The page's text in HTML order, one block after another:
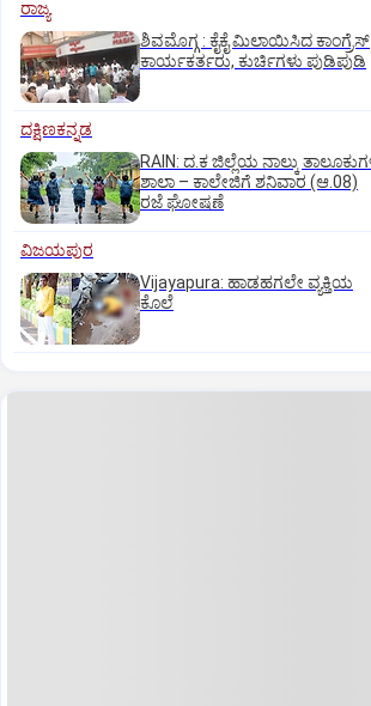
ರಾಜ್ಯ
ಶಿವಮೊಗ್ಗ : ಕೈಕೈ ಮಿಲಾಯಿಸಿದ ಕಾಂಗ್ರೆಸ್
ಕಾರ್ಯಕರ್ತರು, ಕುರ್ಚಿಗಳು ಪುಡಿಪುಡಿ
ದಕ್ಷಿಣಕನ್ನಡ
RAIN: ದ.ಕ ಜಿಲ್ಲೆಯ ನಾಲ್ಕು
ಶಾಲಾ – ಕಾಲೇಜಿಗೆ ಶನಿವಾರ (ಆ.08)
ರಜೆ ಘೋಷಣೆ
ವಿಜಯಪುರ
Vijayapura: ಹಾಡಹಗಲೇ ವ್ಯಕ್ತಿಯ
ಕೊಲೆ